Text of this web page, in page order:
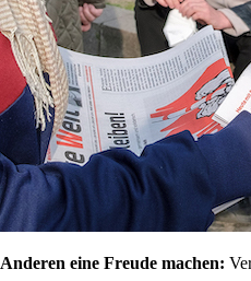
Anderen eine Freude machen: